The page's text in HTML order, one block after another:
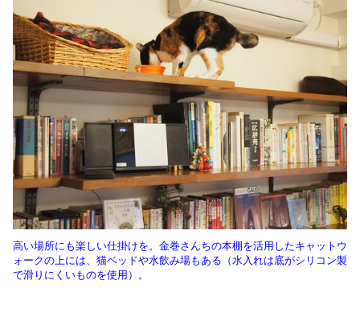
高い場所にも楽しい仕掛けを。金巻さんちの本棚を活用したキャットウ
ォークの上には、猫ベッドや水飲み場もある（水入れは底がシリコン製
で滑りにくいものを使用）。